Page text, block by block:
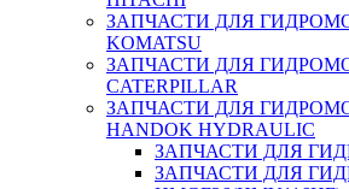
ЗАПЧАСТИ ДЛЯ
KOMATSU
ЗАПЧАСТИ ДЛЯ
CATERPILLAR
ЗАПЧАСТИ ДЛЯ
HANDOK HYDRAULIC
ЗАПЧАСТИ ДЛЯ
ЗАПЧАСТИ ДЛЯ